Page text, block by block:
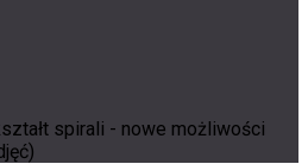
spirali - nowe możliwości